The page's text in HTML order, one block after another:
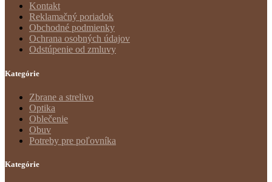
Kontakt
Reklamačný poriadok
Obchodné podmienky
Ochrana osobných údajov
Odstúpenie od zmluvy
Kategórie
Zbrane a strelivo
Optika
Oblečenie
Obuv
Potreby pre poľovníka
Kategórie